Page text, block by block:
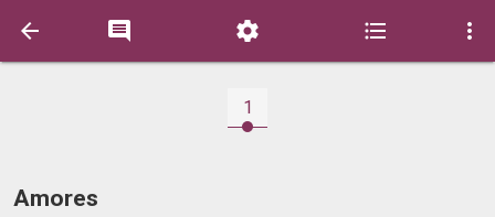
    
1
Amores